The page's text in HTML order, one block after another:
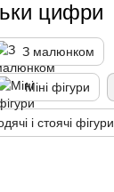
цифри
З малюнком
Міні фігури
і стоячі фігури